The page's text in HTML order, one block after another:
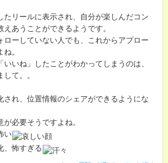
たリールに表示され、自分が楽しんだコン
あうことができるようです。
ローしていない人でも、これからアプロー
。
いね」したことがわかってしまうのは、
て。。
され、位置情報のシェアができるようにな
必要そうですよね。
い
、怖すぎる